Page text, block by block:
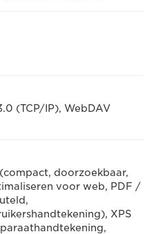
(TCP/IP), WebDAV
doorzoekbaar,
voor web, PDF /
XPS